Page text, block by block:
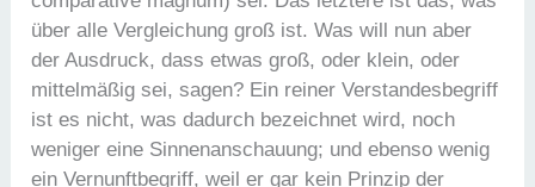
über alle Vergleichung groß ist. Was will nun aber
der Ausdruck, dass etwas groß, oder klein, oder
mittelmäßig sei, sagen? Ein reiner Verstandesbegriff
ist es nicht, was dadurch bezeichnet wird, noch
weniger eine Sinnenanschauung; und ebenso wenig
ein Vernunftbegriff, weil er gar kein Prinzip der